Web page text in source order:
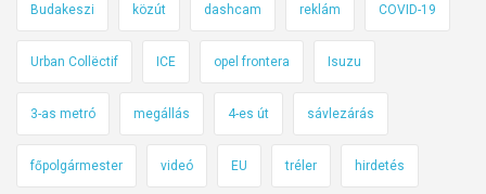
u
á
t
Budakeszi közút dashcam reklám COVID-19
Urban Collëctif ICE opel frontera Isuzu
3-as metró megállás 4-es út sávlezárás
főpolgármester videó EU tréler hirdetés